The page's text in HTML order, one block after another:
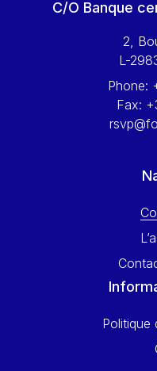
Wolfgang
Yossi Beillin
Yves
C/O Banque
2,
L-
Phone:
Fax:
Politique